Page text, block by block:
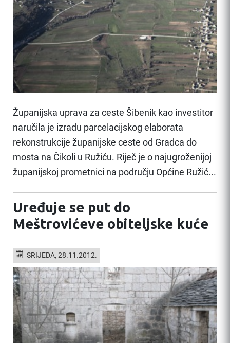
Županijska uprava za ceste Šibenik kao investitor
naručila je izradu parcelacijskog elaborata
rekonstrukcije županijske ceste od Gradca do
mosta na Čikoli u Ružiću. Riječ je o najugroženijoj
županijskoj prometnici na području Općine Ružić...
Uređuje se put do
Meštrovićeve obiteljske kuće
SRIJEDA, 28.11.2012.